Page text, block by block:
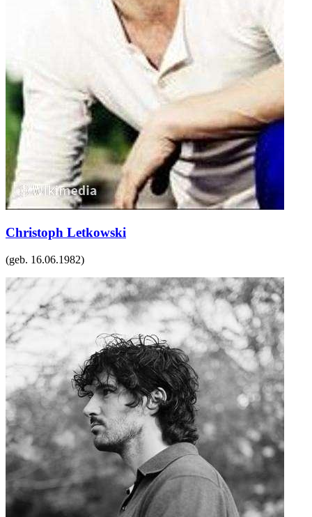
Christoph Letkowski
(geb. 16.06.1982)